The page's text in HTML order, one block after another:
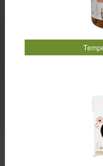
Pflaumen-Zimt-
Pilzpfanne mit
Poke Bowl mit
Quark-Sahne-Creme
Risotto mit Shiitake
Rote-Beete-Birne-